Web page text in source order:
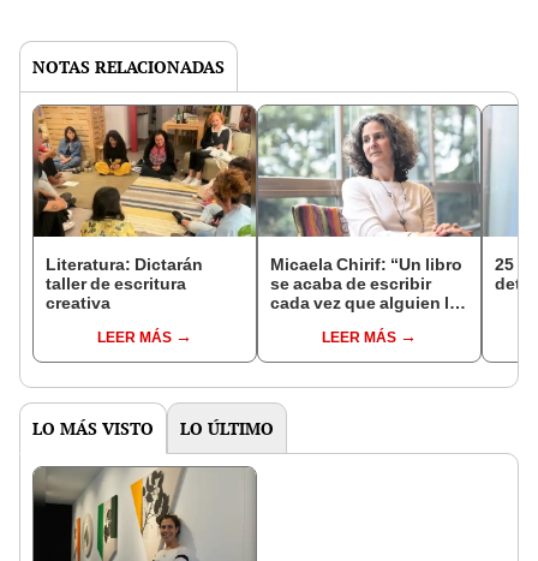
NOTAS RELACIONADAS
Literatura: Dictarán
taller de escritura
creativa
LEER MÁS
Micaela Chirif: “Un libro
se acaba de escribir
cada vez que alguien lo
LEER MÁS
25
LO MÁS VISTO LO ÚLTIMO